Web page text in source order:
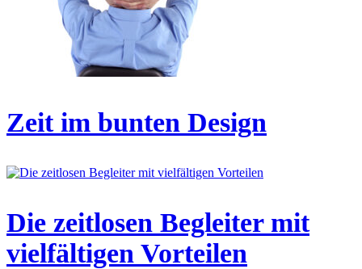
Zeit im bunten Design
Die zeitlosen Begleiter mit
vielfältigen Vorteilen